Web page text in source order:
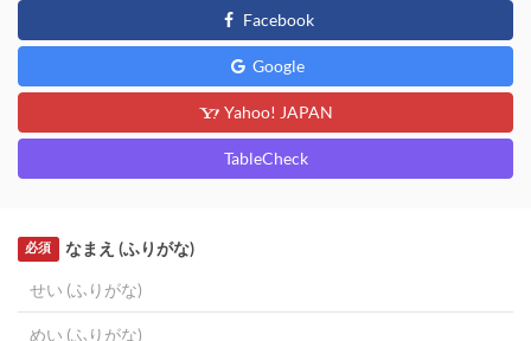
Facebook
Google
Yahoo! JAPAN
TableCheck
なまえ (ふりがな)
必須